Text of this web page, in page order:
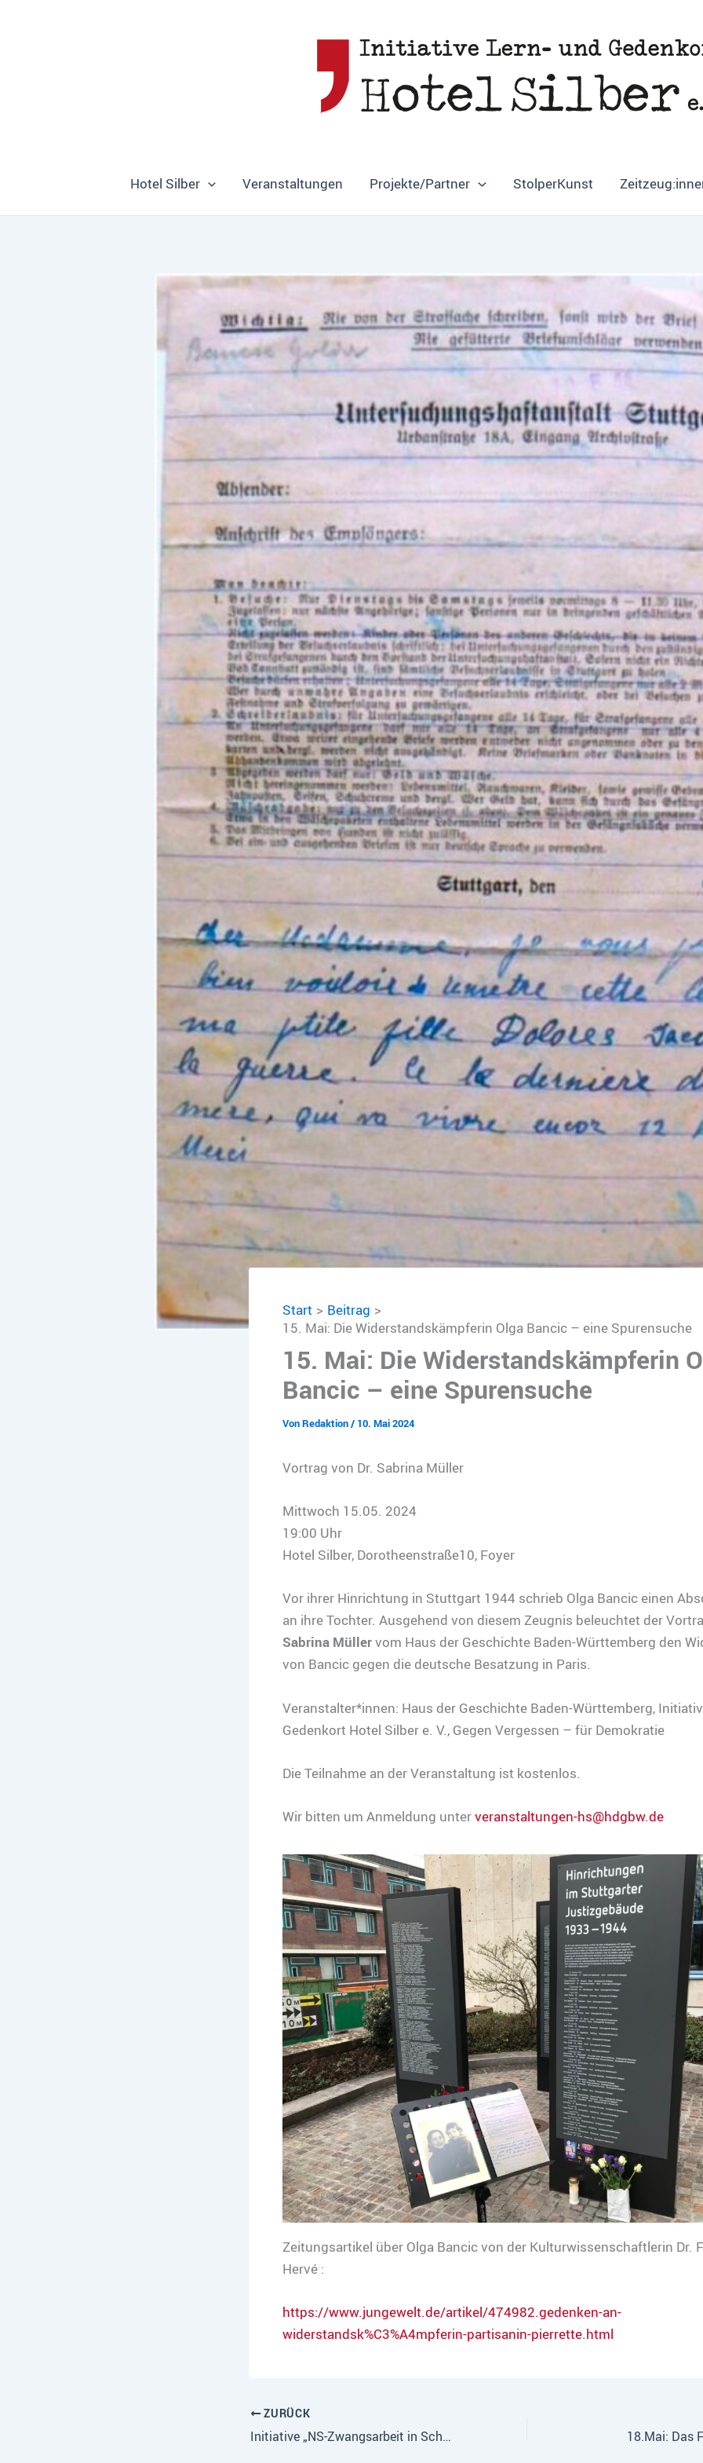
Hotel Silber Veranstaltungen Projekte/Partner StolperKunst
Start
Beitrag
15. Mai: Die Widerstandskämpferin Olga Bancic – eine Spurensuche
15. Mai: Die Widerstandskämpferin
Bancic – eine Spurensuche
VonRedaktion/ 10. Mai 2024
Vortrag von Dr. Sabrina Müller
Mittwoch 15.05. 2024
19:00 Uhr
Hotel Silber, Dorotheenstraße10, Foyer
Vor ihrer Hinrichtung in Stuttgart 1944 schrieb Olga Bancic einen
an ihre Tochter. Ausgehend von diesem Zeugnis beleuchtet der
Sabrina Müllervom Haus der Geschichte Baden-Württemberg den
von Bancic gegen die deutsche Besatzung in Paris.
Veranstalter*innen: Haus der Geschichte Baden-Württemberg,
Gedenkort Hotel Silber e. V., Gegen Vergessen – für Demokratie
Die Teilnahme an der Veranstaltung ist kostenlos.
Wir bitten um Anmeldung unterveranstaltungen-hs@hdgbw.de
Zeitungsartikel über Olga Bancic von der Kulturwissenschaftlerin Dr.
Hervé :
https://www.jungewelt.de/artikel/474982.gedenken-an-
widerstandsk%C3%A4mpferin-partisanin-pierrette.html
ZURÜCK
Initiative „NS-Zwangsarbeit in Schwenningen“ zu Besuch bei Kolleg:innen in Stuttgart 18.Mai: Das